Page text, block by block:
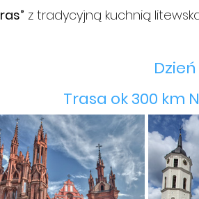
z tradycyjną kuchnią
Trasa ok 300 km